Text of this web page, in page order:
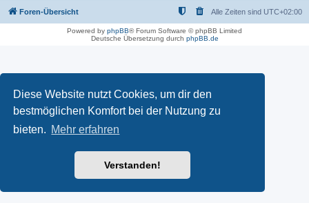
Diese Website nutzt Cookies, um dir den
bestmöglichen Komfort bei der Nutzung zu
bieten. Mehr erfahren
Verstanden!
Foren-Übersicht Alle Zeiten sind UTC+02:00
Powered by phpBB® Forum Software © phpBB Limited
Deutsche Übersetzung durch phpBB.de